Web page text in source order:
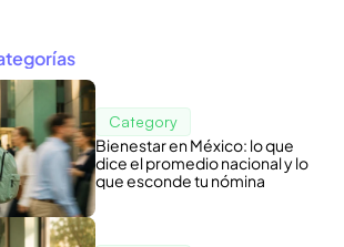
Category
Bienestar en México: lo que
dice el promedio nacional y lo
que esconde tu nómina